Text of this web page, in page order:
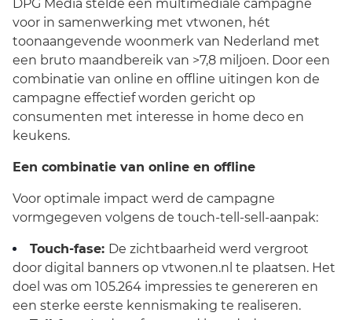
DPG Media stelde een multimediale campagne
voor in samenwerking met vtwonen, hét
toonaangevende woonmerk van Nederland met
een bruto maandbereik van >7,8 miljoen. Door een
combinatie van online en offline uitingen kon de
campagne effectief worden gericht op
consumenten met interesse in home deco en
keukens.
Een combinatie van online en offline
Voor optimale impact werd de campagne
vormgegeven volgens de touch-tell-sell-aanpak:
Touch-fase: De zichtbaarheid werd vergroot
door digital banners op vtwonen.nl te plaatsen. Het
doel was om 105.264 impressies te genereren en
een sterke eerste kennismaking te realiseren.